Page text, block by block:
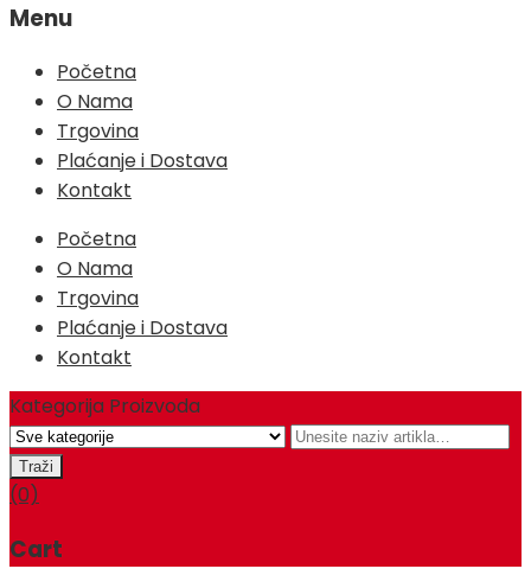
Menu
Skip
content
Početna
O Nama
Trgovina
Plaćanje i Dostava
Kontakt
Početna
O Nama
Trgovina
Plaćanje i Dostava
Kontakt
Kategorija Proizvoda
(0)
Cart